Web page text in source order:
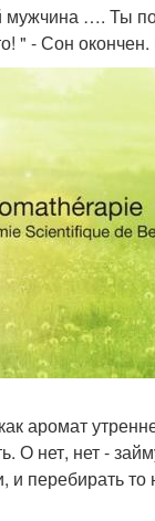
мужчина …. Ты
" - Сон
аромат
О нет, нет -
перебирать